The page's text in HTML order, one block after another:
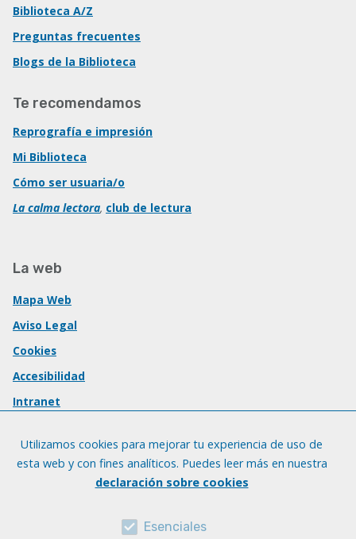
Biblioteca A/Z
Preguntas frecuentes
Blogs de la Biblioteca
Te recomendamos
Reprografía e impresión
Mi Biblioteca
Cómo ser usuaria/o
La calma lectora, club de lectura
La web
Mapa Web
Aviso Legal
Cookies
Accesibilidad
Intranet
Utilizamos cookies para mejorar tu experiencia de uso de
esta web y con fines analíticos. Puedes leer más en nuestra
declaración sobre cookies
Esenciales